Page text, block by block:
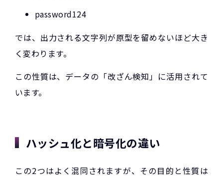
password124
では、出力される文字列が原型を留めないほど大き
く変わります。
この性質は、データの「改ざん検知」に活用されて
います。
ハッシュ化と暗号化の違い
この2つはよく混同されますが、その目的と性質は